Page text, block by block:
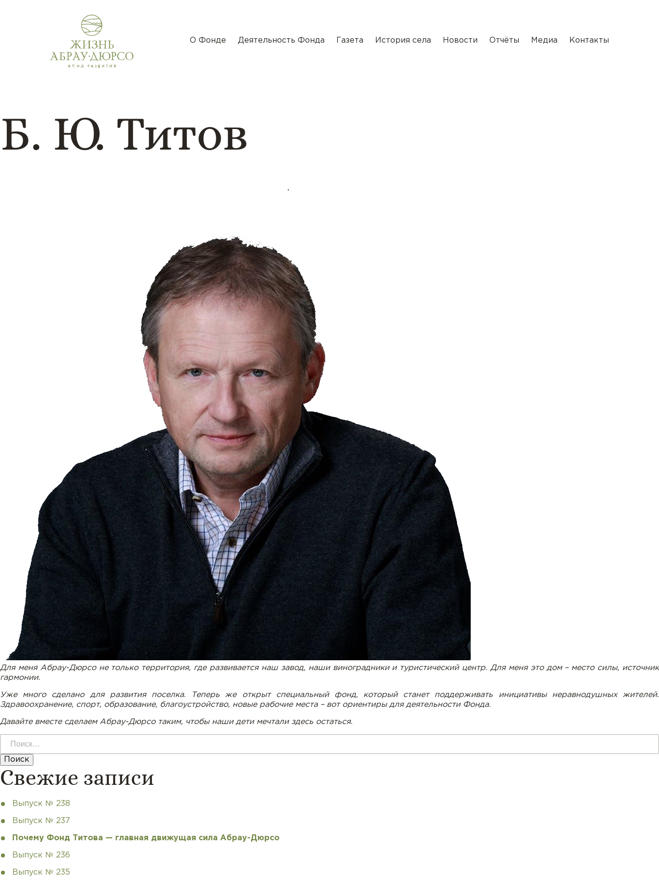
О Фонде Деятельность Фонда Газета История села Новости Отчёты Медиа Контакты
Б. Ю. Титов
Для меня Абрау-Дюрсо не только территория, где развивается наш завод, наши виноградники и туристический центр. Для меня это дом – место силы, источник
гармонии.
Уже много сделано для развития поселка. Теперь же открыт специальный фонд, который станет поддерживать инициативы неравнодушных жителей.
Здравоохранение, спорт, образование, благоустройство, новые рабочие места – вот ориентиры для деятельности Фонда.
Давайте вместе сделаем Абрау-Дюрсо таким, чтобы наши дети мечтали здесь остаться.
Свежие записи
Выпуск № 238
Выпуск № 237
Почему Фонд Титова — главная движущая сила Абрау-Дюрсо
Выпуск № 236
Выпуск № 235